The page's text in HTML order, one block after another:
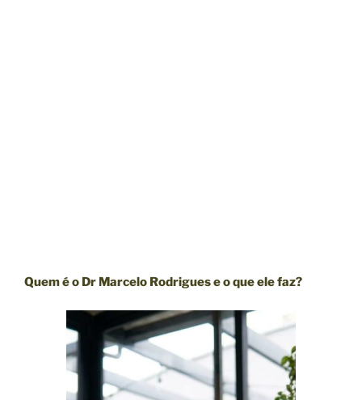
Quem é o Dr Marcelo Rodrigues e o que ele faz?